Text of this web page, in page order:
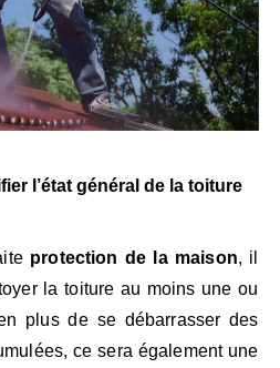
l’état général de la toiture
protection de la maison, il
la toiture au moins une ou
plus de se débarrasser des
ce sera également une